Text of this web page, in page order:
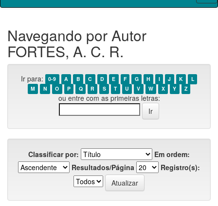
Navegando por Autor
FORTES, A. C. R.
Ir para: 0-9 A B C D E F G H I J K
L
M
N O P Q R S T U V W X Y Z
ou entre com as primeiras letras:
Classificar por:
Em ordem:
Resultados/Página
Registro(s):